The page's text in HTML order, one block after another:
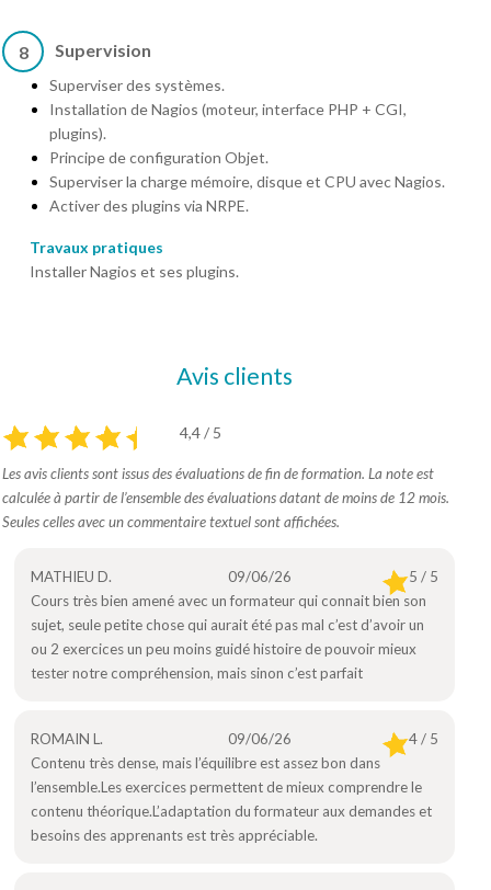
8 Supervision
Superviser des systèmes.
Installation de Nagios (moteur, interface PHP + CGI,
plugins).
Principe de configuration Objet.
Superviser la charge mémoire, disque et CPU avec Nagios.
Activer des plugins via NRPE.
Travaux pratiques
Installer Nagios et ses plugins.
Avis clients
4,4 / 5
Les avis clients sont issus des évaluations de fin de formation. La note est
calculée à partir de l’ensemble des évaluations datant de moins de 12 mois.
Seules celles avec un commentaire textuel sont affichées.
MATHIEU D. 09/06/26
5 / 5
Cours très bien amené avec un formateur qui connait bien son
sujet, seule petite chose qui aurait été pas mal c’est d’avoir un
ou 2 exercices un peu moins guidé histoire de pouvoir mieux
tester notre compréhension, mais sinon c’est parfait
ROMAIN L. 09/06/26
4 / 5
Contenu très dense, mais l’équilibre est assez bon dans
l’ensemble.Les exercices permettent de mieux comprendre le
contenu théorique.L’adaptation du formateur aux demandes et
besoins des apprenants est très appréciable.